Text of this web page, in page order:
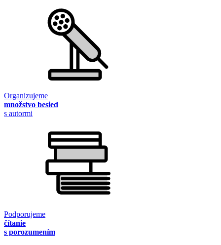
Organizujeme
množstvo besied
s autormi
Podporujeme
čítanie
s porozumením